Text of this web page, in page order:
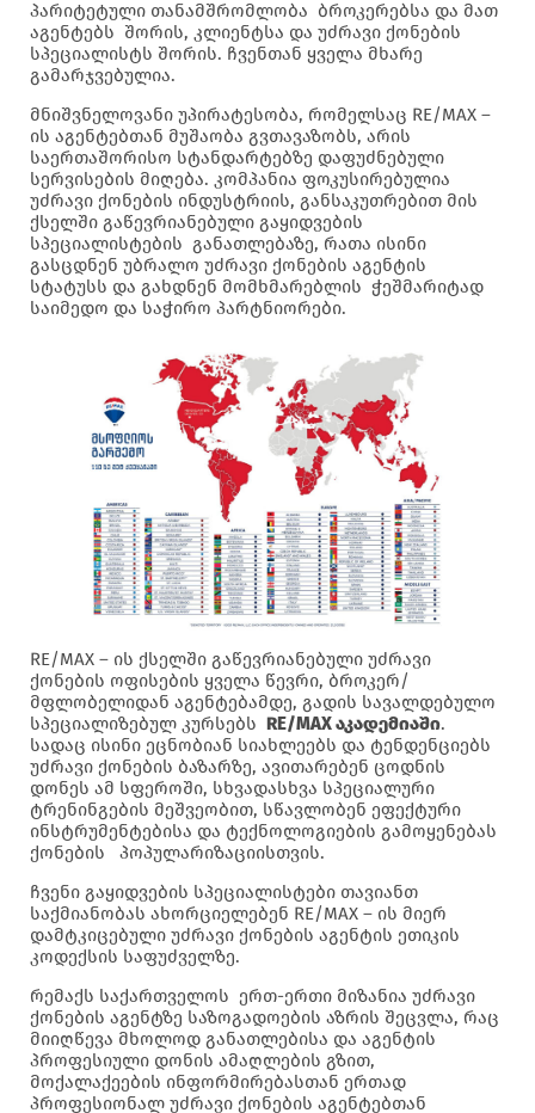
პარიტეტული თანამშრომლობა ბროკერებსა და მათ
აგენტებს შორის, კლიენტსა და უძრავი ქონების
სპეციალისტს შორის. ჩვენთან ყველა მხარე
გამარჯვებულია.
მნიშვნელოვანი უპირატესობა, რომელსაც RE/MAX –
ის აგენტებთან მუშაობა გვთავაზობს, არის
საერთაშორისო სტანდარტებზე დაფუძნებული
სერვისების მიღება. კომპანია ფოკუსირებულია
უძრავი ქონების ინდუსტრიის, განსაკუთრებით მის
ქსელში გაწევრიანებული გაყიდვების
სპეციალისტების განათლებაზე, რათა ისინი
გასცდნენ უბრალო უძრავი ქონების აგენტის
სტატუსს და გახდნენ მომხმარებლის ჭეშმარიტად
საიმედო და საჭირო პარტნიორები.
RE/MAX – ის ქსელში გაწევრიანებული უძრავი
ქონების ოფისების ყველა წევრი, ბროკერ/
მფლობელიდან აგენტებამდე, გადის სავალდებულო
სპეციალიზებულ კურსებს RE/MAX აკადემიაში.
სადაც ისინი ეცნობიან სიახლეებს და ტენდენციებს
უძრავი ქონების ბაზარზე, ავითარებენ ცოდნის
დონეს ამ სფეროში, სხვადასხვა სპეციალური
ტრენინგების მეშვეობით, სწავლობენ ეფექტური
ინსტრუმენტებისა და ტექნოლოგიების გამოყენებას
ქონების პოპულარიზაციისთვის.
ჩვენი გაყიდვების სპეციალისტები თავიანთ
საქმიანობას ახორციელებენ RE/MAX – ის მიერ
დამტკიცებული უძრავი ქონების აგენტის ეთიკის
კოდექსის საფუძველზე.
რემაქს საქართველოს ერთ-ერთი მიზანია უძრავი
ქონების აგენტზე საზოგადოების აზრის შეცვლა, რაც
მიიღწევა მხოლოდ განათლებისა და აგენტის
პროფესიული დონის ამაღლების გზით,
მოქალაქეების ინფორმირებასთან ერთად
პროფესიონალ უძრავი ქონების აგენტებთან